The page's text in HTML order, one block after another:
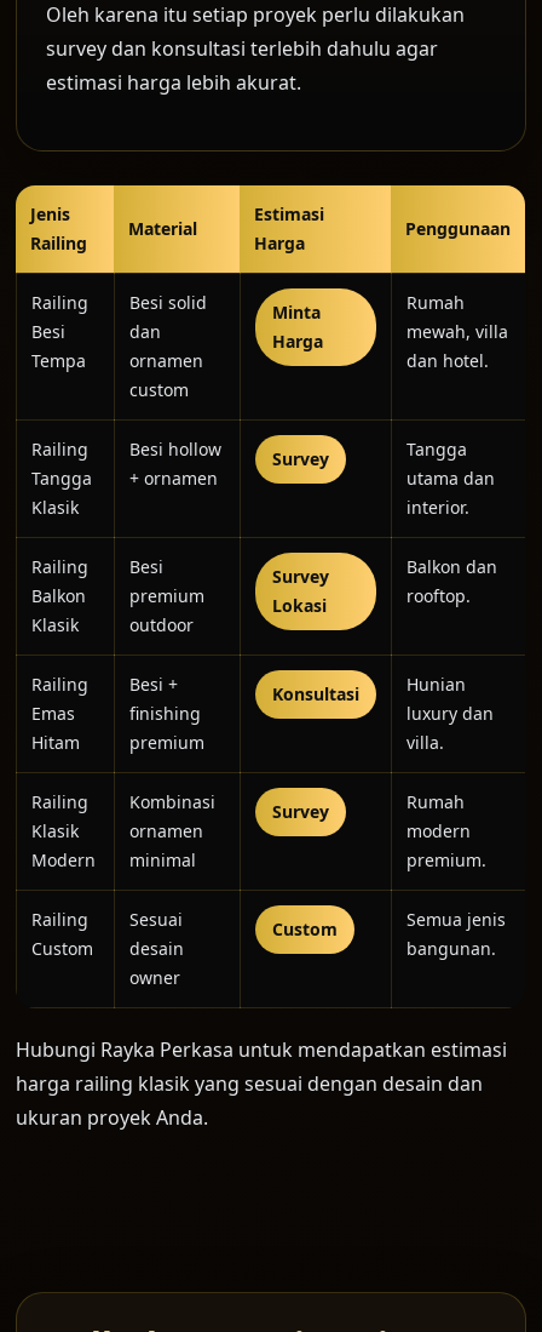
Oleh karena itu setiap proyek perlu dilakukan
survey dan konsultasi terlebih dahulu agar
estimasi harga lebih akurat.
Jenis
Railing
Material
Estimasi
Harga
Penggunaan
Railing
Besi
Tempa
Besi solid
dan
ornamen
custom
Minta
Harga
Rumah
mewah, villa
dan hotel.
Railing
Tangga
Klasik
Besi hollow
+ ornamen
Survey
Tangga
utama dan
interior.
Railing
Balkon
Klasik
Besi
premium
outdoor
Survey
Lokasi
Balkon dan
rooftop.
Railing
Emas
Hitam
Besi +
finishing
premium
Konsultasi
Hunian
luxury dan
villa.
Railing
Klasik
Modern
Kombinasi
ornamen
minimal
Survey
Rumah
modern
premium.
Railing
Custom
Sesuai
desain
owner
Custom
Semua jenis
bangunan.
Hubungi Rayka Perkasa untuk mendapatkan estimasi
harga railing klasik yang sesuai dengan desain dan
ukuran proyek Anda.